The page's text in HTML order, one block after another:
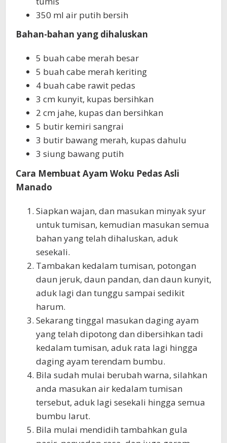
350 ml air putih bersih
Bahan-bahan yang dihaluskan
5 buah cabe merah besar
5 buah cabe merah keriting
4 buah cabe rawit pedas
3 cm kunyit, kupas bersihkan
2 cm jahe, kupas dan bersihkan
5 butir kemiri sangrai
3 butir bawang merah, kupas dahulu
3 siung bawang putih
Cara Membuat Ayam Woku Pedas Asli
Manado
Siapkan wajan, dan masukan minyak syur
untuk tumisan, kemudian masukan semua
bahan yang telah dihaluskan, aduk
sesekali.
Tambakan kedalam tumisan, potongan
daun jeruk, daun pandan, dan daun kunyit,
aduk lagi dan tunggu sampai sedikit
harum.
Sekarang tinggal masukan daging ayam
yang telah dipotong dan dibersihkan tadi
kedalam tumisan, aduk rata lagi hingga
daging ayam terendam bumbu.
Bila sudah mulai berubah warna, silahkan
anda masukan air kedalam tumisan
tersebut, aduk lagi sesekali hingga semua
bumbu larut.
Bila mulai mendidih tambahkan gula